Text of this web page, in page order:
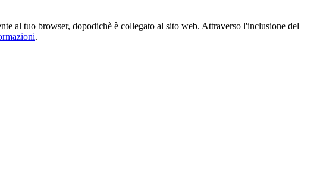
al tuo browser, dopodichè è collegato al sito web. Attraverso l'inclusione del
.